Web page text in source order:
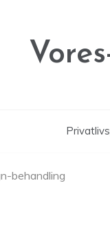
behandling